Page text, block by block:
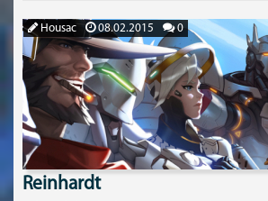
Housac 08.02.2015 0
Reinhardt